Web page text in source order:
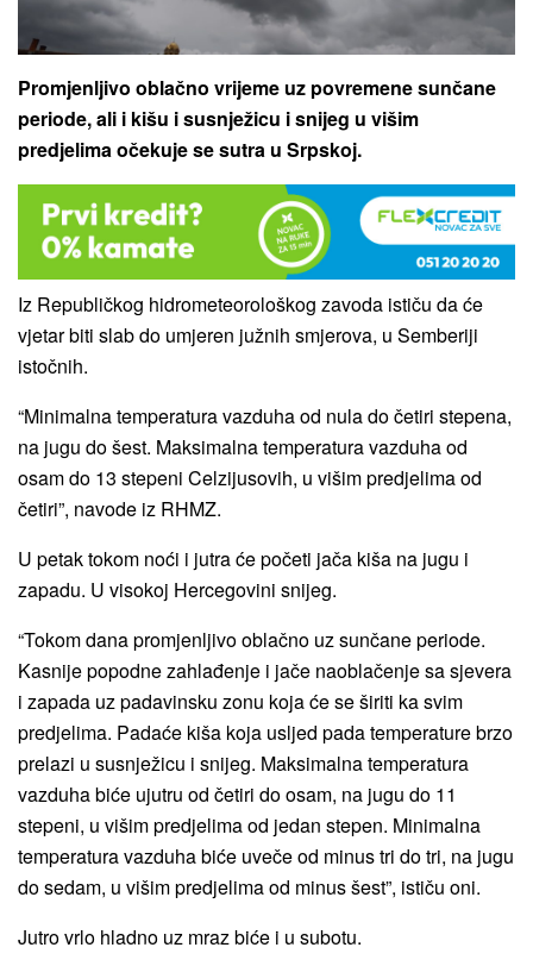
Promjenljivo oblačno vrijeme uz povremene sunčane
periode, ali i kišu i susnježicu i snijeg u višim
predjelima očekuje se sutra u Srpskoj.
Iz Republičkog hidrometeorološkog zavoda ističu da će
vjetar biti slab do umjeren južnih smjerova, u Semberiji
istočnih.
“Minimalna temperatura vazduha od nula do četiri stepena,
na jugu do šest. Maksimalna temperatura vazduha od
osam do 13 stepeni Celzijusovih, u višim predjelima od
četiri”, navode iz RHMZ.
U petak tokom noći i jutra će početi jača kiša na jugu i
zapadu. U visokoj Hercegovini snijeg.
“Tokom dana promjenljivo oblačno uz sunčane periode.
Kasnije popodne zahlađenje i jače naoblačenje sa sjevera
i zapada uz padavinsku zonu koja će se širiti ka svim
predjelima. Padaće kiša koja usljed pada temperature brzo
prelazi u susnježicu i snijeg. Maksimalna temperatura
vazduha biće ujutru od četiri do osam, na jugu do 11
stepeni, u višim predjelima od jedan stepen. Minimalna
temperatura vazduha biće uveče od minus tri do tri, na jugu
do sedam, u višim predjelima od minus šest”, ističu oni.
Jutro vrlo hladno uz mraz biće i u subotu.